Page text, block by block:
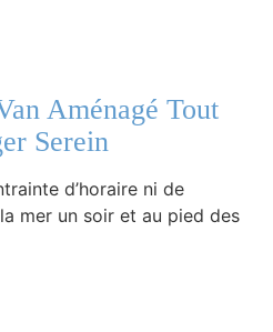
Aménagé Tout
Serein
d’horaire ni de
mer un soir et au pied des